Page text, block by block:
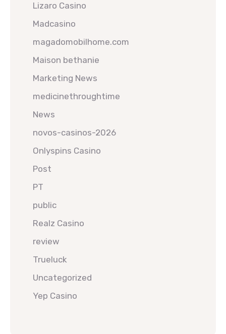
Lizaro Casino
Madcasino
magadomobilhome.com
Maison bethanie
Marketing News
medicinethroughtime
News
novos-casinos-2026
Onlyspins Casino
Post
PT
public
Realz Casino
review
Trueluck
Uncategorized
Yep Casino